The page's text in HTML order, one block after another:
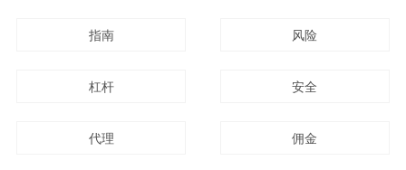
指南 风险
杠杆 安全
代理 佣金